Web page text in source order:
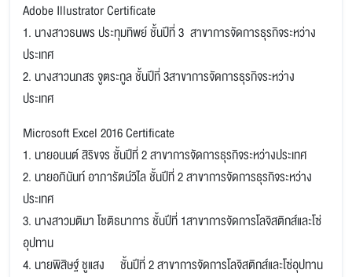
Adobe Illustrator Certificate
1. นางสาวธนพร ประทุมทิพย์ ชั้นปีที่ 3 สาขาการจัดการธุรกิจระหว่าง
ประเทศ
2. นางสาวนภสร จูตระกูล ชั้นปีที่ 3สาขาการจัดการธุรกิจระหว่าง
ประเทศ
Microsoft Excel 2016 Certificate
1. นายอนนต์ สิริขจร ชั้นปีที่ 2 สาขาการจัดการธุรกิจระหว่างประเทศ
2. นายอภินันท์ อาภารัตน์วิไล ชั้นปีที่ 2 สาขาการจัดการธุรกิจระหว่าง
ประเทศ
3. นางสาวมติมา โชติธนาการ ชั้นปีที่ 1สาขาการจัดการโลจิสติกส์และโซ่
อุปทาน
4. นายพิสิษฐ์ ชูแสง ชั้นปีที่ 2 สาขาการจัดการโลจิสติกส์และโซ่อุปทาน